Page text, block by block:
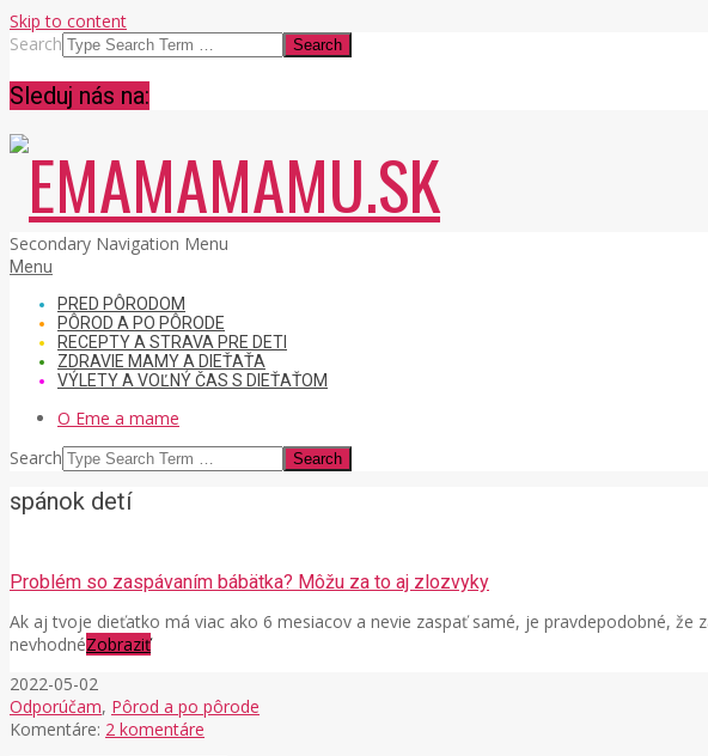
Skip to content
Search
Sleduj nás na:
EMAMAMAMU.SK
Secondary Navigation Menu
Menu
PRED PÔRODOM
PÔROD A PO PÔRODE
RECEPTY A STRAVA PRE DETI
ZDRAVIE MAMY A DIEŤAŤA
VÝLETY A VOĽNÝ ČAS S DIEŤAŤOM
O Eme a mame
Search
spánok detí
Problém so zaspávaním bábätka? Môžu za to aj zlozvyky
Ak aj tvoje dieťatko má viac ako 6 mesiacov a nevie zaspať samé, je pravdepodobné,
nevhodnéZobraziť
2022-05-02
Odporúčam, Pôrod a po pôrode
Komentáre: 2 komentáre